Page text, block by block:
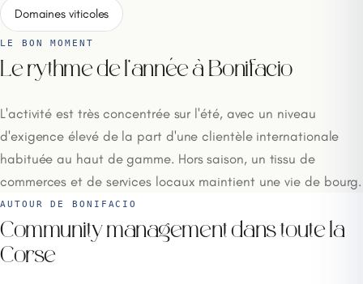
Domaines viticoles
LE BON MOMENT
Le rythme de l'année à Bonifacio
L'activité est très concentrée sur l'été, avec un niveau
d'exigence élevé de la part d'une clientèle internationale
habituée au haut de gamme. Hors saison, un tissu de
commerces et de services locaux maintient une vie de bourg.
AUTOUR DE BONIFACIO
Community management dans toute la
Corse